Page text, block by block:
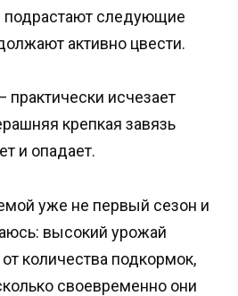
подрастают следующие
активно цвести.
исчезает
крепкая завязь
и опадает.
уже не первый сезон и
высокий урожай
количества подкормок,
своевременно они